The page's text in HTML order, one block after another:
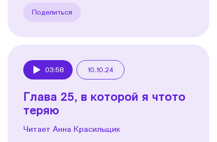
Поделиться
03:58 10.10.24
Глава 25, в которой я чтото
теряю
Читает Анна Красильщик